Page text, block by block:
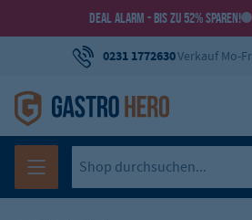
DEAL ALARM - BIS ZU 52% SPAREN!
0231 1772630Verkauf Mo-